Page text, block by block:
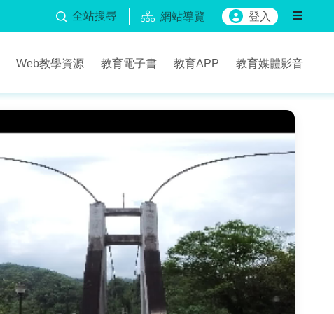
全站搜尋 網站導覽 登入
Web教學資源 教育電子書 教育APP 教育媒體影音